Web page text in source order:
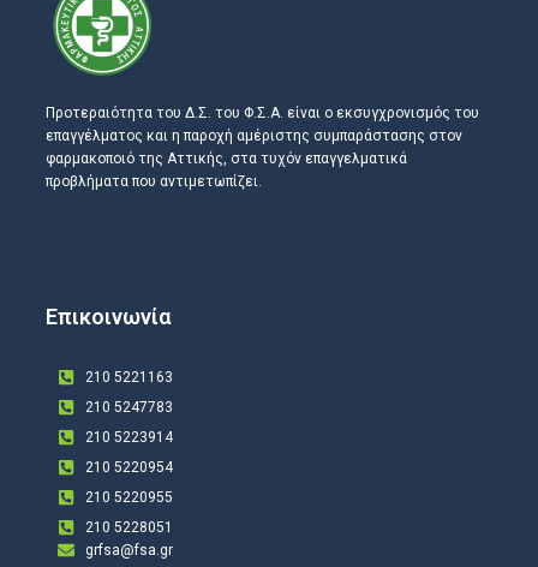
Προτεραιότητα του Δ.Σ. του Φ.Σ.Α. είναι ο εκσυγχρονισμός του
επαγγέλματος και η παροχή αμέριστης συμπαράστασης στον
φαρμακοποιό της Αττικής, στα τυχόν επαγγελματικά
προβλήματα που αντιμετωπίζει.
Επικοινωνία
210 5221163
210 5247783
210 5223914
210 5220954
210 5220955
210 5228051
grfsa@fsa.gr